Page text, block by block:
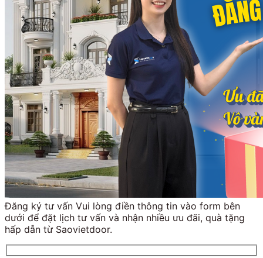
Đăng ký tư vấn Vui lòng điền thông tin vào form bên
dưới để đặt lịch tư vấn và nhận nhiều ưu đãi, quà tặng
hấp dẫn từ Saovietdoor.